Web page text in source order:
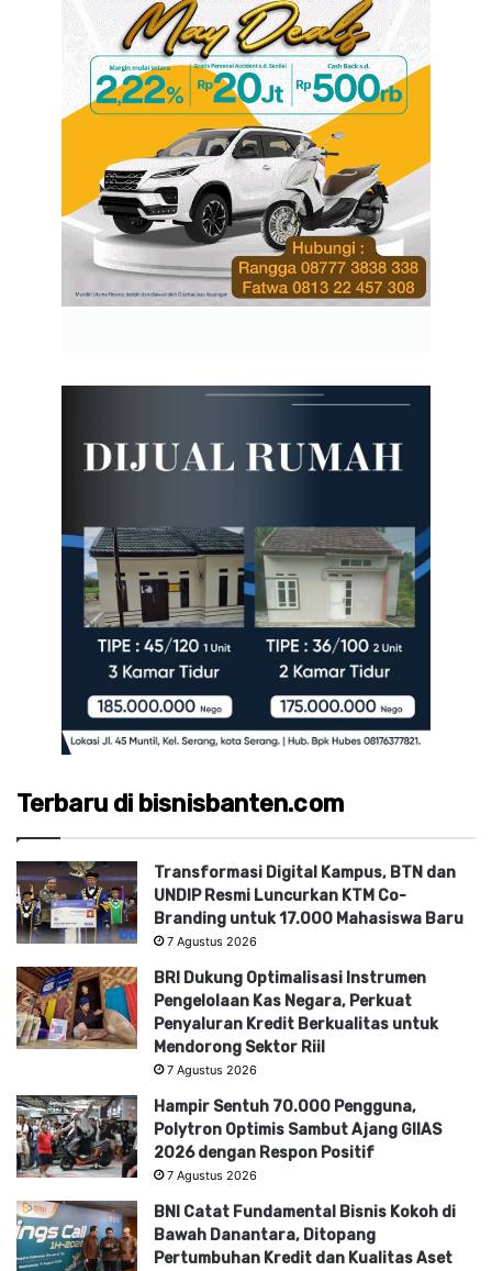
Terbaru di bisnisbanten.com
Transformasi Digital Kampus, BTN dan
UNDIP Resmi Luncurkan KTM Co-
Branding untuk 17.000 Mahasiswa Baru
7 Agustus 2026
BRI Dukung Optimalisasi Instrumen
Pengelolaan Kas Negara, Perkuat
Penyaluran Kredit Berkualitas untuk
Mendorong Sektor Riil
7 Agustus 2026
Hampir Sentuh 70.000 Pengguna,
Polytron Optimis Sambut Ajang GIIAS
2026 dengan Respon Positif
7 Agustus 2026
BNI Catat Fundamental Bisnis Kokoh di
Bawah Danantara, Ditopang
Pertumbuhan Kredit dan Kualitas Aset